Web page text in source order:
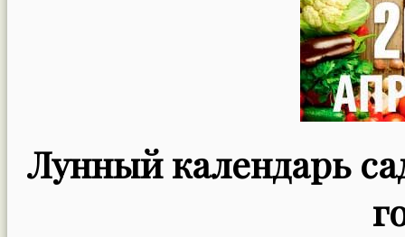
Лунный календарь